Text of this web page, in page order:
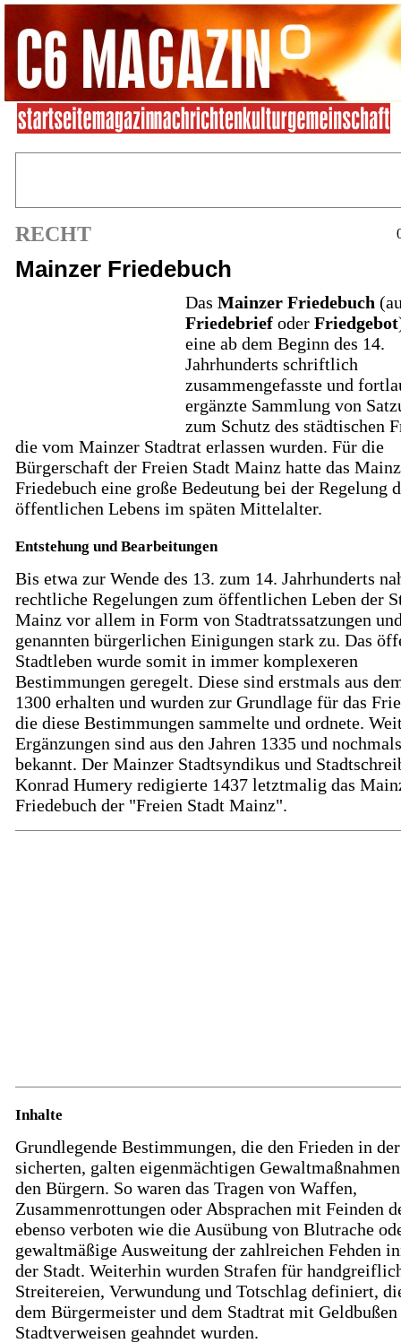
RECHT
Mainzer Friedebuch
Das Mainzer Friedebuch
Friedebrief oder Friedgebot
eine ab dem Beginn des 14.
Jahrhunderts schriftlich
zusammengefasste und
ergänzte Sammlung von
zum Schutz des städtischen
die vom Mainzer Stadtrat erlassen wurden. Für die
Bürgerschaft der Freien Stadt Mainz hatte das
Friedebuch eine große Bedeutung bei der Regelung
öffentlichen Lebens im späten Mittelalter.
Entstehung und Bearbeitungen
Bis etwa zur Wende des 13. zum 14. Jahrhunderts
rechtliche Regelungen zum öffentlichen Leben der
Mainz vor allem in Form von Stadtratssatzungen
genannten bürgerlichen Einigungen stark zu. Das
Stadtleben wurde somit in immer komplexeren
Bestimmungen geregelt. Diese sind erstmals aus
1300 erhalten und wurden zur Grundlage für das
die diese Bestimmungen sammelte und ordnete.
Ergänzungen sind aus den Jahren 1335 und
bekannt. Der Mainzer Stadtsyndikus und
Konrad Humery redigierte 1437 letztmalig das
Friedebuch der "Freien Stadt Mainz".
Inhalte
Grundlegende Bestimmungen, die den Frieden in
sicherten, galten eigenmächtigen
den Bürgern. So waren das Tragen von Waffen,
Zusammenrottungen oder Absprachen mit Feinden
ebenso verboten wie die Ausübung von Blutrache
gewaltmäßige Ausweitung der zahlreichen Fehden
der Stadt. Weiterhin wurden Strafen für
Streitereien, Verwundung und Totschlag definiert,
dem Bürgermeister und dem Stadtrat mit Geldbußen
Stadtverweisen geahndet wurden.